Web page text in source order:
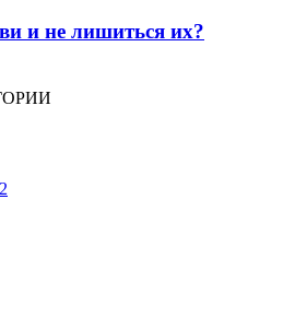
и не лишиться их?